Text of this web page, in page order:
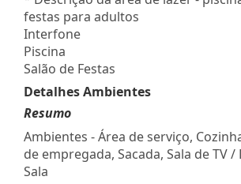
festas para adultos
Interfone
Piscina
Salão de Festas
Detalhes Ambientes
Resumo
Ambientes - Área de serviço,
de empregada, Sacada, Sala de TV
Sala